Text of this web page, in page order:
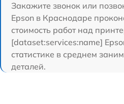
Закажите звонок или
Epson в Краснодаре
стоимость работ над
[dataset:services:name]
статистике в среднем
деталей.